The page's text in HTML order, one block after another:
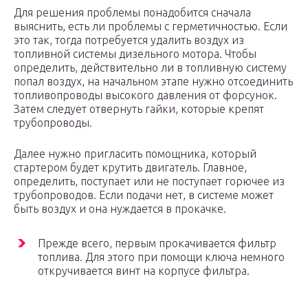
Для решения проблемы понадобится сначала
выяснить, есть ли проблемы с герметичностью. Если
это так, тогда потребуется удалить воздух из
топливной системы дизельного мотора. Чтобы
определить, действительно ли в топливную систему
попал воздух, на начальном этапе нужно отсоединить
топливопроводы высокого давления от форсунок.
Затем следует отвернуть гайки, которые крепят
трубопроводы.
Далее нужно пригласить помощника, который
стартером будет крутить двигатель. Главное,
определить, поступает или не поступает горючее из
трубопроводов. Если подачи нет, в системе может
быть воздух и она нуждается в прокачке.
Прежде всего, первым прокачивается фильтр
топлива. Для этого при помощи ключа немного
откручивается винт на корпусе фильтра.